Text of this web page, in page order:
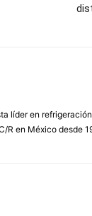
líder en
en México desde